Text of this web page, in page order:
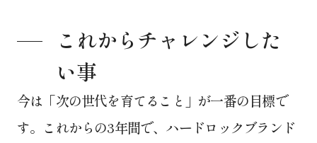
これからチャレンジした
い事
今は「次の世代を育てること」が一番の目標で
す。これからの3年間で、ハードロックブランド